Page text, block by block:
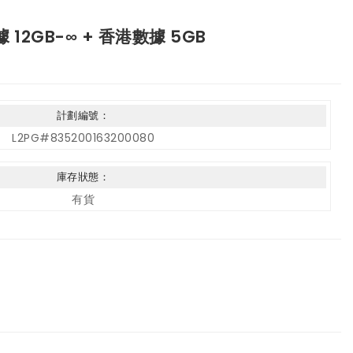
12GB-∞ + 香港數據 5GB
計劃編號：
L2PG#835200163200080
庫存狀態：
有貨